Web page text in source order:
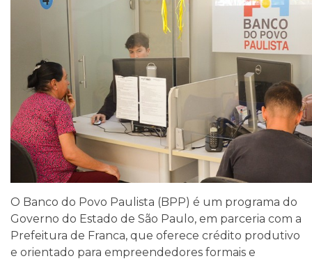
O Banco do Povo Paulista (BPP) é um programa do
Governo do Estado de São Paulo, em parceria com a
Prefeitura de Franca, que oferece crédito produtivo
e orientado para empreendedores formais e